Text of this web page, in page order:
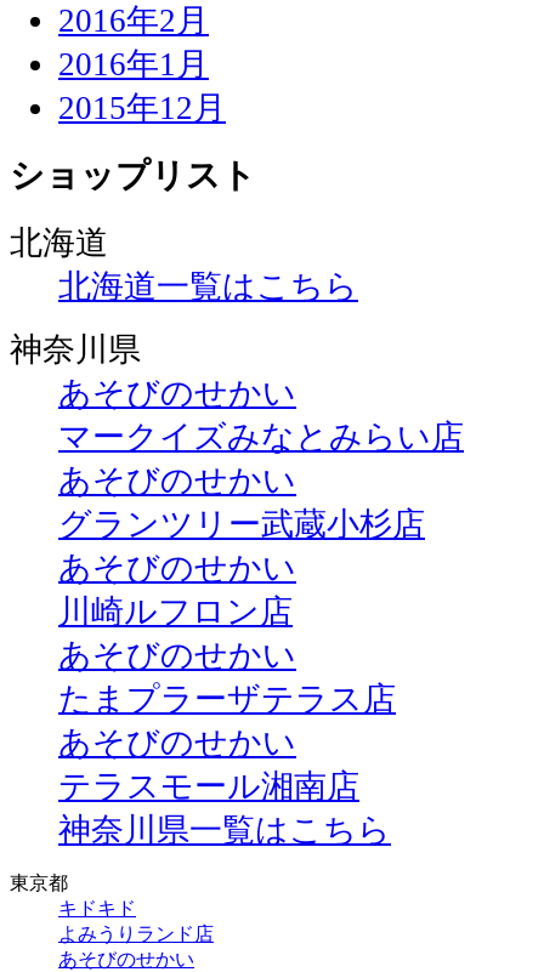
2016年2月
2016年1月
2015年12月
ショップリスト
北海道
北海道一覧はこちら
神奈川県
あそびのせかい
マークイズみなとみらい店
あそびのせかい
グランツリー武蔵小杉店
あそびのせかい
川崎ルフロン店
あそびのせかい
たまプラーザテラス店
あそびのせかい
テラスモール湘南店
神奈川県一覧はこちら
東京都
キドキド
よみうりランド店
あそびのせかい